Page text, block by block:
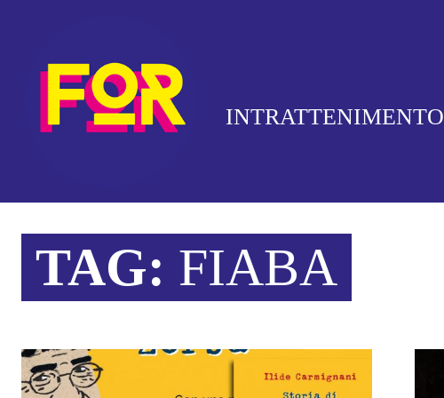
INTRATTENIMENTO
TAG: FIABA